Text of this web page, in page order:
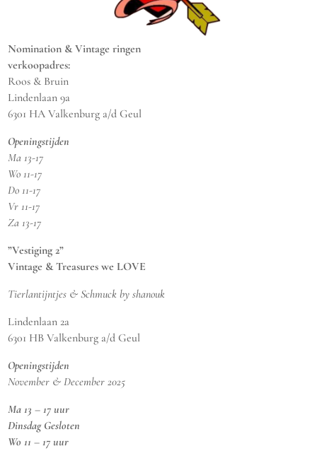
Nomination & Vintage ringen
verkoopadres:
Roos & Bruin
Lindenlaan 9a
6301 HA Valkenburg a/d Geul
Openingstijden
Ma 13-17
Wo 11-17
Do 11-17
Vr 11-17
Za 13-17
”Vestiging 2”
Vintage & Treasures we LOVE
Tierlantijntjes & Schmuck by shanouk
Lindenlaan 2a
6301 HB Valkenburg a/d Geul
Openingstijden
November & December 2025
Ma 13 – 17 uur
Dinsdag Gesloten
Wo 11 – 17 uur